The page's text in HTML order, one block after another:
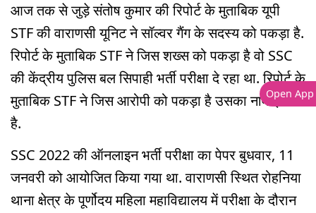
आज तक से जुड़े संतोष कुमार की रिपोर्ट के मुताबिक यूपी
STF की वाराणसी यूनिट ने सॉल्वर गैंग के सदस्य को पकड़ा है.
रिपोर्ट के मुताबिक STF ने जिस शख्स को पकड़ा है वो SSC
की केंद्रीय पुलिस बल सिपाही भर्ती परीक्षा दे रहा था. रिपोर्ट के
मुताबिक STF ने जिस आरोपी को पकड़ा है उसका नाम इमरान
है.
SSC 2022 की ऑनलाइन भर्ती परीक्षा का पेपर बुधवार, 11
जनवरी को आयोजित किया गया था. वाराणसी स्थित रोहनिया
थाना क्षेत्र के पूर्णोदय महिला महाविद्यालय में परीक्षा के दौरान
Open App